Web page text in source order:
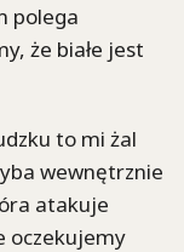
polega
że białe jest
to mi żal
wewnętrznie
atakuje
oczekujemy